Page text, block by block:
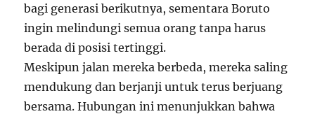
bagi generasi berikutnya, sementara Boruto
ingin melindungi semua orang tanpa harus
berada di posisi tertinggi.
Meskipun jalan mereka berbeda, mereka saling
mendukung dan berjanji untuk terus berjuang
bersama. Hubungan ini menunjukkan bahwa